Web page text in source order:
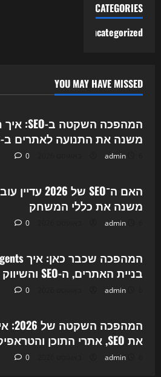
CATEGORIES
Uncategorized
YOU MAY HAVE MISSED
Uncategorized
משנה את התנועה לאתרים ב-2026
admin
0 Uncategorized
משנה את כללי המשחק
admin
0 Uncategorized
בניית האתרים, ה-SEO והשיווק הדיגיטלי ב-2026
admin
0 Uncategorized
את SEO, אתרי התוכן והטראפיק האורגני
admin
0